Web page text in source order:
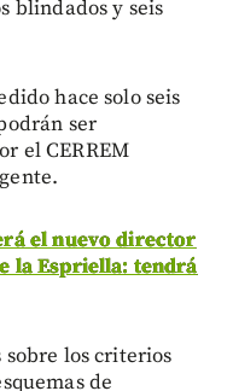
blindados y seis
hace solo seis
ser
el CERREM
el nuevo director
la Espriella: tendrá
los criterios
de